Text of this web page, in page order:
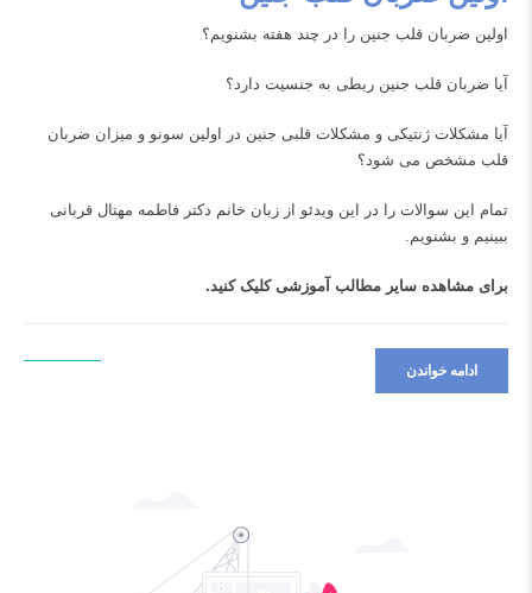
اولین ضربان قلب جنین را در چند هفته بشنویم؟
آیا ضربان قلب جنین ربطی به جنسیت دارد؟
آیا مشکلات ژنتیکی و مشکلات قلبی جنین در اولین سونو و میزان ضربان
قلب مشخص می شود؟
تمام این سوالات را در این ویدئو از زبان خانم دکتر فاطمه مهتال قربانی
ببینیم و بشنویم.
برای مشاهده سایر مطالب آموزشیکلیک کنید.
ادامه خواندن